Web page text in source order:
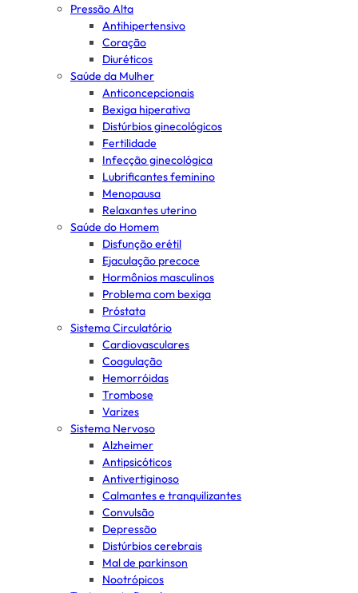
Pressão Alta
Antihipertensivo
Coração
Diuréticos
Saúde da Mulher
Anticoncepcionais
Bexiga hiperativa
Distúrbios ginecológicos
Fertilidade
Infecção ginecológica
Lubrificantes feminino
Menopausa
Relaxantes uterino
Saúde do Homem
Disfunção erétil
Ejaculação precoce
Hormônios masculinos
Problema com bexiga
Próstata
Sistema Circulatório
Cardiovasculares
Coagulação
Hemorróidas
Trombose
Varizes
Sistema Nervoso
Alzheimer
Antipsicóticos
Antivertiginoso
Calmantes e tranquilizantes
Convulsão
Depressão
Distúrbios cerebrais
Mal de parkinson
Nootrópicos